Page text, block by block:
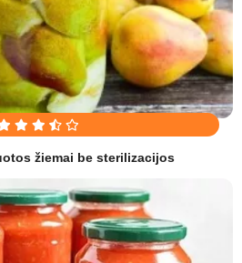
žiemai be sterilizacijos